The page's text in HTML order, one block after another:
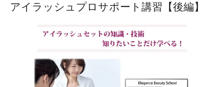
アイラッシュプロサポート講習【後編】